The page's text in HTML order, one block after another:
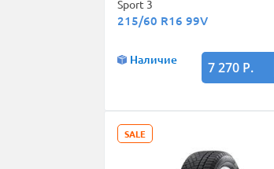
Sport 3
215/60 R16 99V
Наличие 7 270 Р.
SALE